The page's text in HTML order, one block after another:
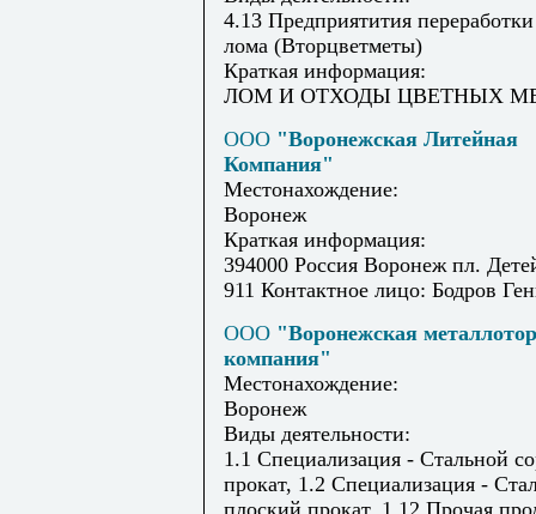
4.13 Предприятития
лома (Вторцветметы)
Краткая информация:
ЛОМ И ОТХОДЫ ЦВЕТНЫХ
ООО "Воронежская Литейная
Компания"
Местонахождение:
Воронеж
Краткая информация:
394000 Россия Воронеж пл.
911 Контактное лицо: Бодров
ООО "Воронежская
компания"
Местонахождение:
Воронеж
Виды деятельности:
1.1 Специализация - Стальной
прокат, 1.2 Специализация -
плоский прокат, 1.12 Прочая